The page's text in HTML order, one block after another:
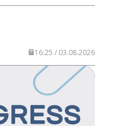
16:25 / 03.08.2026